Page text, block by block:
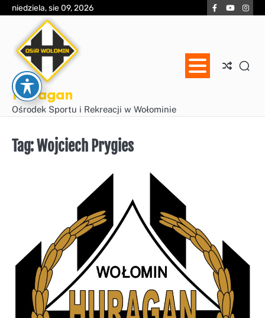
Skip
content
niedziela, sie 09, 2026 Facebook
YouTube
Huragan
Ośrodek Sportu i Rekreacji w Wołominie
Tag:Wojciech Prygies